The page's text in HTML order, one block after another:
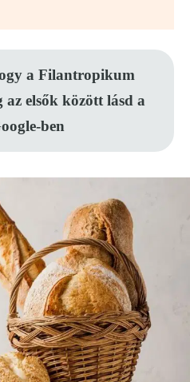
a Filantropikum
elsők között lásd a
ben